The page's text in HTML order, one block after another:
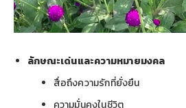
ลักษณะเด่นและความหมายมงคล
สื่อถึงความรักที่ยั่งยืน